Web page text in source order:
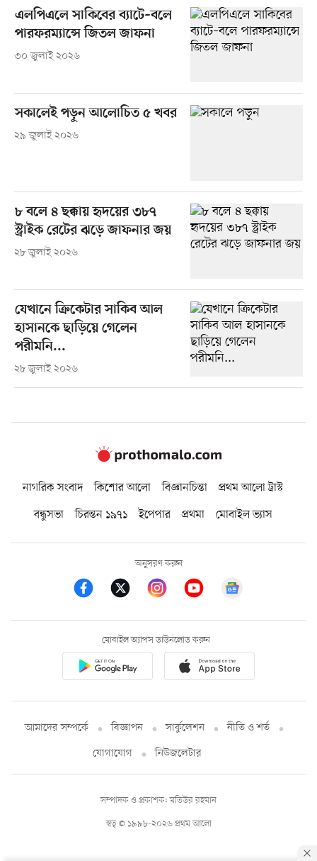
এলপিএলে সাকিবের ব্যাটে–বলে
পারফরম্যান্সে জিতল জাফনা
৩০ জুলাই ২০২৬
সকালেই পড়ুন আলোচিত ৫ খবর
২৯ জুলাই ২০২৬
৮ বলে ৪ ছক্কায় হৃদয়ের ৩৮৭
স্ট্রাইক রেটের ঝড়ে জাফনার জয়
২৮ জুলাই ২০২৬
যেখানে ক্রিকেটার সাকিব আল
হাসানকে ছাড়িয়ে গেলেন
পরীমনি...
২৮ জুলাই ২০২৬
নাগরিক সংবাদ কিশোর আলো বিজ্ঞানচিন্তা
প্রথম আলো ট্রাস্ট
বন্ধুসভা
চিরন্তন ১৯৭১ ইপেপার প্রথমা মোবাইল ভ্যাস
অনুসরণ করুন
মোবাইল অ্যাপস ডাউনলোড করুন
আমাদের সম্পর্কে বিজ্ঞাপন সার্কুলেশন
নীতি ও শর্ত
যোগাযোগ
নিউজলেটার
স্বত্ব © ১৯৯৮-২০২৬ প্রথম আলো
সম্পাদক ও প্রকাশক: মতিউর রহমান